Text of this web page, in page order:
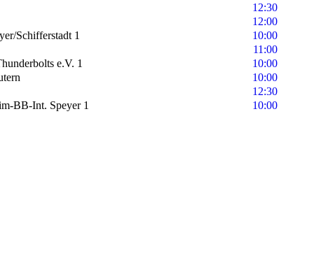
12:30
12:00
Schifferstadt 1
10:00
11:00
e.V. 1
10:00
10:00
12:30
BB-Int. Speyer 1 10:00